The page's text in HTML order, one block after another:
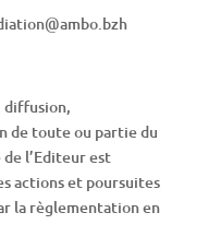
de toute ou partie du
l’Editeur est
actions et poursuites
la règlementation en